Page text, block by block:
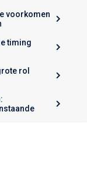
voorkomen
timing
rol